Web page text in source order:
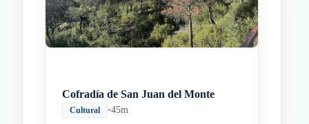
Cofradía de San Juan del Monte
Cultural •45m